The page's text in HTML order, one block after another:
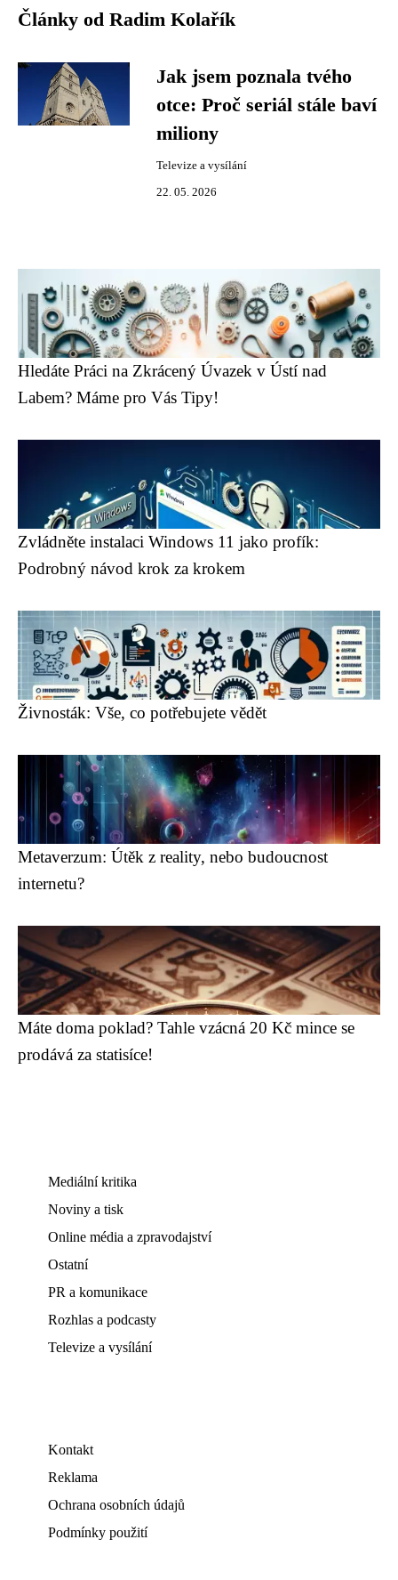
Články od Radim Kolařík
Jak jsem poznala tvého
otce: Proč seriál stále baví
miliony
Televize a vysílání
22. 05. 2026
Hledáte Práci na Zkrácený Úvazek v Ústí nad
Labem? Máme pro Vás Tipy!
Zvládněte instalaci Windows 11 jako profík:
Podrobný návod krok za krokem
Živnosták: Vše, co potřebujete vědět
Metaverzum: Útěk z reality, nebo budoucnost
internetu?
Máte doma poklad? Tahle vzácná 20 Kč mince se
prodává za statisíce!
Mediální kritika
Noviny a tisk
Online média a zpravodajství
Ostatní
PR a komunikace
Rozhlas a podcasty
Televize a vysílání
Kontakt
Reklama
Ochrana osobních údajů
Podmínky použití